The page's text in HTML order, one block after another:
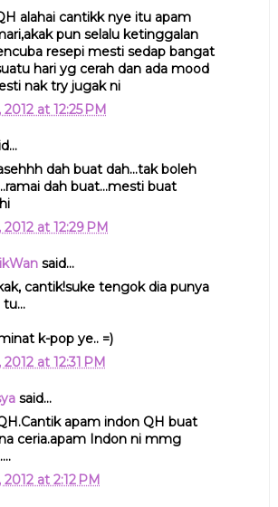
alahai cantikk nye itu apam
pun selalu ketinggalan
resepi mesti sedap bangat
hari yg cerah dan ada mood
nak try jugak ni
2012 at 12:25 PM
dah buat dah...tak boleh
dah buat...mesti buat
2012 at 12:29 PM
said...
cantik!suke tengok dia punya
k-pop ye.. =)
2012 at 12:31 PM
said...
apam indon QH buat
ceria.apam Indon ni mmg
2012 at 2:12 PM